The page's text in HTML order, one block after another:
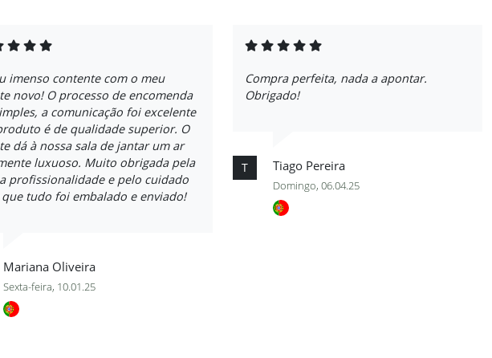
imenso contente com o meu
novo! O processo de encomenda
a comunicação foi excelente
é de qualidade superior. O
dá à nossa sala de jantar um ar
luxuoso. Muito obrigada pela
profissionalidade e pelo cuidado
tudo foi embalado e enviado!
Mariana Oliveira
Sexta-feira, 10.01.25
Compra perfeita, nada a apontar.
Obrigado!
T Tiago Pereira
Domingo, 06.04.25